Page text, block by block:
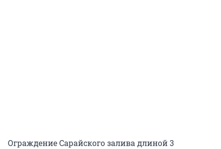
Ограждение Сарайского залива длиной 3